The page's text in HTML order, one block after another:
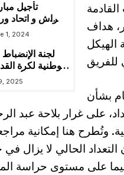
تأجيل
الحراش و اتحاد
السبت 7
1, 2024
لجنة الإنضباط
الوطنية لكرة
: معاقبة أمل
اللاعبين مرزاق
2025
هداف
الهيكل
بشأن
على غرار بلاحة عبد
وتُطرح هنا إمكانية
الحالي لا يزال في